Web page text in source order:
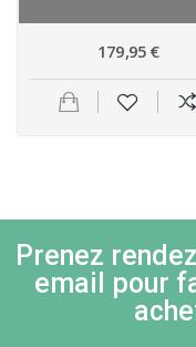
179,95 €
Prenez
email pour